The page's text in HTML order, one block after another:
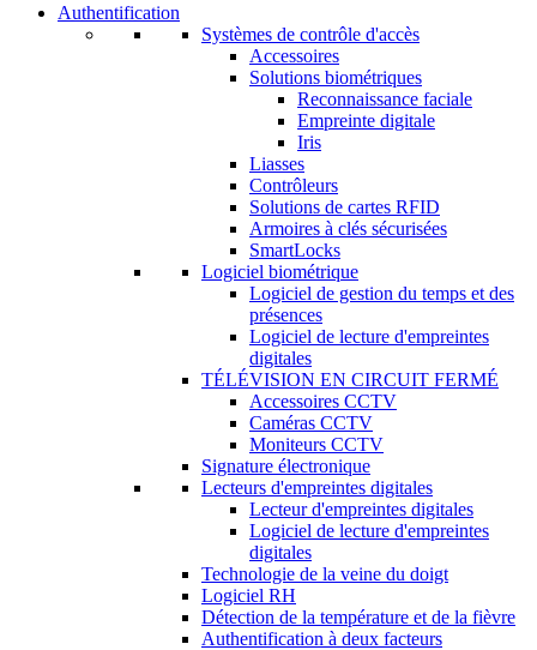
Authentification
Systèmes de contrôle d'accès
Accessoires
Solutions biométriques
Reconnaissance faciale
Empreinte digitale
Iris
Liasses
Contrôleurs
Solutions de cartes RFID
Armoires à clés sécurisées
SmartLocks
Logiciel biométrique
Logiciel de gestion du temps et des
présences
Logiciel de lecture d'empreintes
digitales
TÉLÉVISION EN CIRCUIT FERMÉ
Accessoires CCTV
Caméras CCTV
Moniteurs CCTV
Signature électronique
Lecteurs d'empreintes digitales
Lecteur d'empreintes digitales
Logiciel de lecture d'empreintes
digitales
Technologie de la veine du doigt
Logiciel RH
Détection de la température et de la fièvre
Authentification à deux facteurs